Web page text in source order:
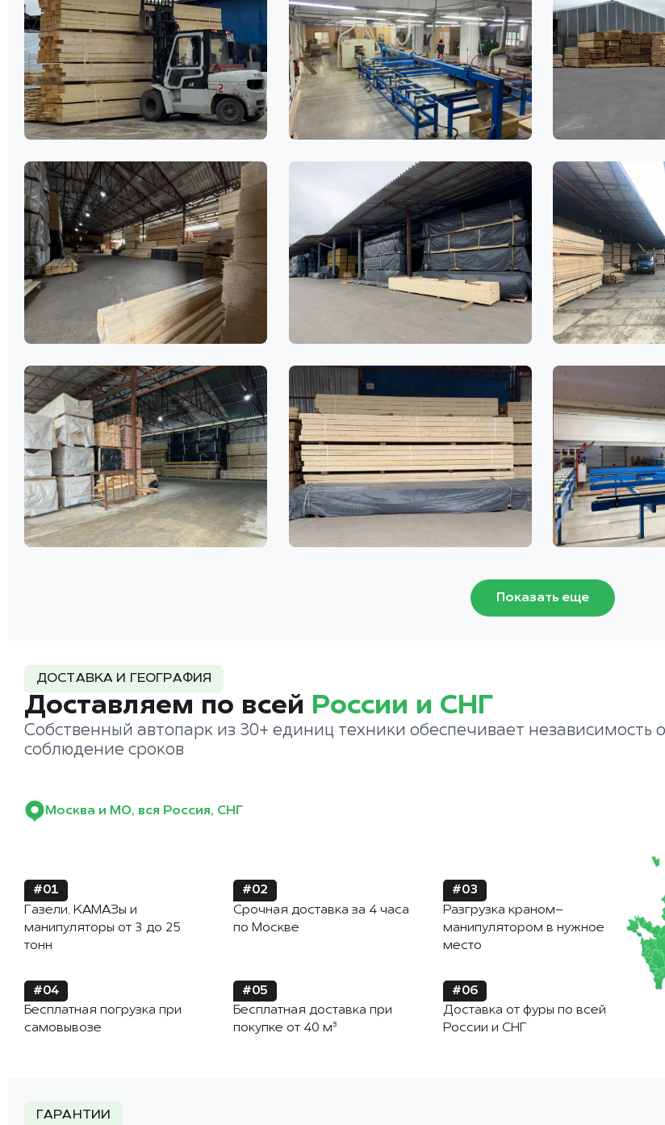
Показать еще
ДОСТАВКА И ГЕОГРАФИЯ
Доставляем по всей России и СНГ
Собственный автопарк из 30+ единиц техники обеспечивает независимость
соблюдение сроков
Москва и МО, вся Россия, СНГ
#01
Газели, КАМАЗы и
манипуляторы от 3 до 25
тонн
#02
Срочная доставка за 4 часа
по Москве
#03
Разгрузка краном-
манипулятором в нужное
место
#04
Бесплатная погрузка при
самовывозе
#05
Бесплатная доставка при
покупке от 40 м³
#06
Доставка от фуры по всей
России и СНГ
ГАРАНТИИ